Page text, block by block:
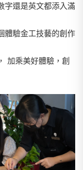
字還是英文都添入滿
體驗金工技藝的創作
加乘美好體驗，創